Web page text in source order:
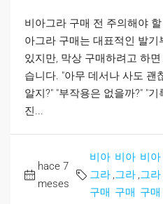
비아그라 구매 전 주의해야
아그라 구매는 대표적인 발
있지만, 막상 구매하려고 하
습니다. "아무 데서나 사도 괜
알지?" "부작용은 없을까?" "
진...
hace 7
meses
비아
그라
구매
,
비아
그라
구매
,
비아
그라
구매